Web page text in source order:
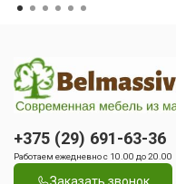
+375 (29) 691-63-36
Работаем ежедневно с 10.00 до 20.00